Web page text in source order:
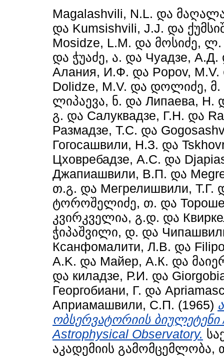
Magalashvili, N.L. და
და Kumsishvili, J.J. და
Mosidze, L.M. და მოსიძე, ლ.
და ჭუაძე, ა. და Чуадзе, А.Д.
Алания, И.Ф. და Popov, M.V.
Dolidze, M.V. და დოლიძე, მ.
ლიპაევა, ნ. და Липаева, Н.
გ. და Салуквадзе, Г.Н. და
Размадзе, Т.С. და
Гогосашвили, Н.З. და
Цховребадзе, А.С. და
Джапиашвили, В.П. და
თ.გ. და Мегрелишвили, Т.Г.
ტოროშელიძე, თ. და
კვირკველია, გ.დ. და
ჭიპაშვილი, დ. და
Ксанфомалити, Л.В. და
A.K. და Майер, А.К. და
და киладзе, Р.И. და
Георгобиани, Г. და
Априамашвили, С.П. (1965)
ობსერვატორიის ბიულეტენი
Astrophysical Observatory.
აკადემიის გამომცემლობა,